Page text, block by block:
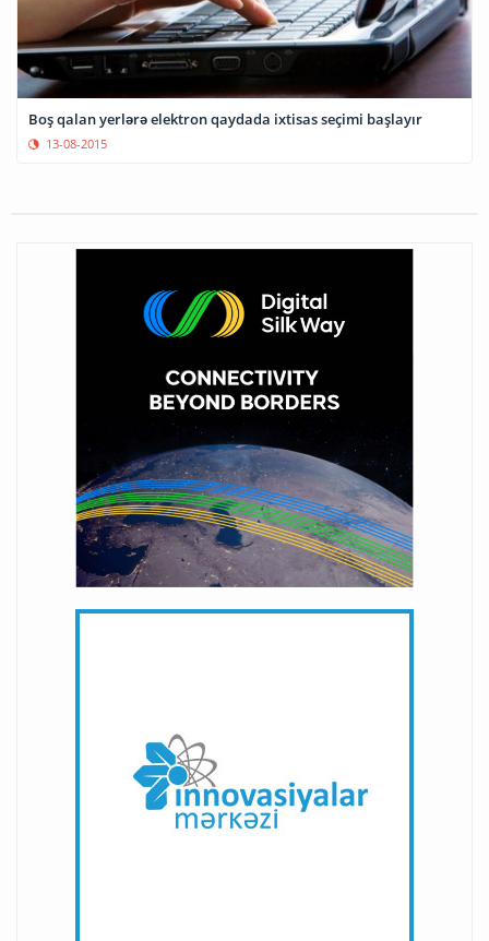
Boş qalan yerlərə elektron qaydada ixtisas seçimi başlayır
13-08-2015